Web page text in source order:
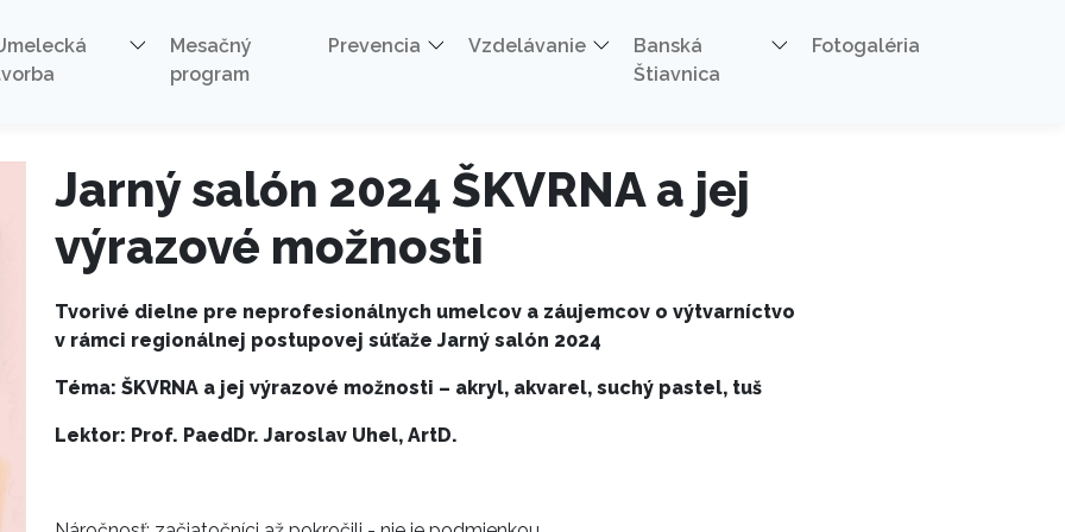
Mesačný
program
Prevencia Vzdelávanie
Banská
Štiavnica
Fotogaléria
a jej výrazové možnosti
Jarný salón 2024 ŠKVRNA a jej
výrazové možnosti
Tvorivé dielne pre neprofesionálnych umelcov a záujemcov o výtvarníctvo
v rámci regionálnej postupovej súťaže Jarný salón 2024
Téma: ŠKVRNA a jej výrazové možnosti – akryl, akvarel, suchý pastel, tuš
Lektor: Prof. PaedDr. Jaroslav Uhel, ArtD.